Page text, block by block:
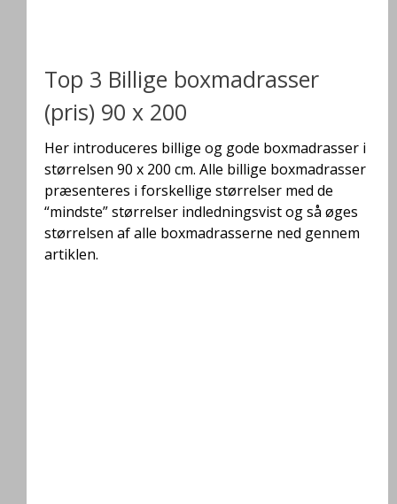
Top 3 Billige boxmadrasser
(pris) 90 x 200
Her introduceres billige og gode boxmadrasser i
størrelsen 90 x 200 cm. Alle billige boxmadrasser
præsenteres i forskellige størrelser med de
“mindste” størrelser indledningsvist og så øges
størrelsen af alle boxmadrasserne ned gennem
artiklen.